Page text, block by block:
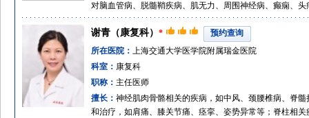
对脑血管病、脱髓鞘疾病、肌无力、周围神经病、癫痫、
谢青（康复科） *
预约查询
所在医院： 上海交通大学医学院附属瑞金医院
科室： 康复科
职称： 主任医师
擅长： 神经肌肉骨骼相关的疾病，如中风、颈腰椎病、脊
和治疗，如肩痛、膝关节痛、痉挛、姿势异常等；脊柱相